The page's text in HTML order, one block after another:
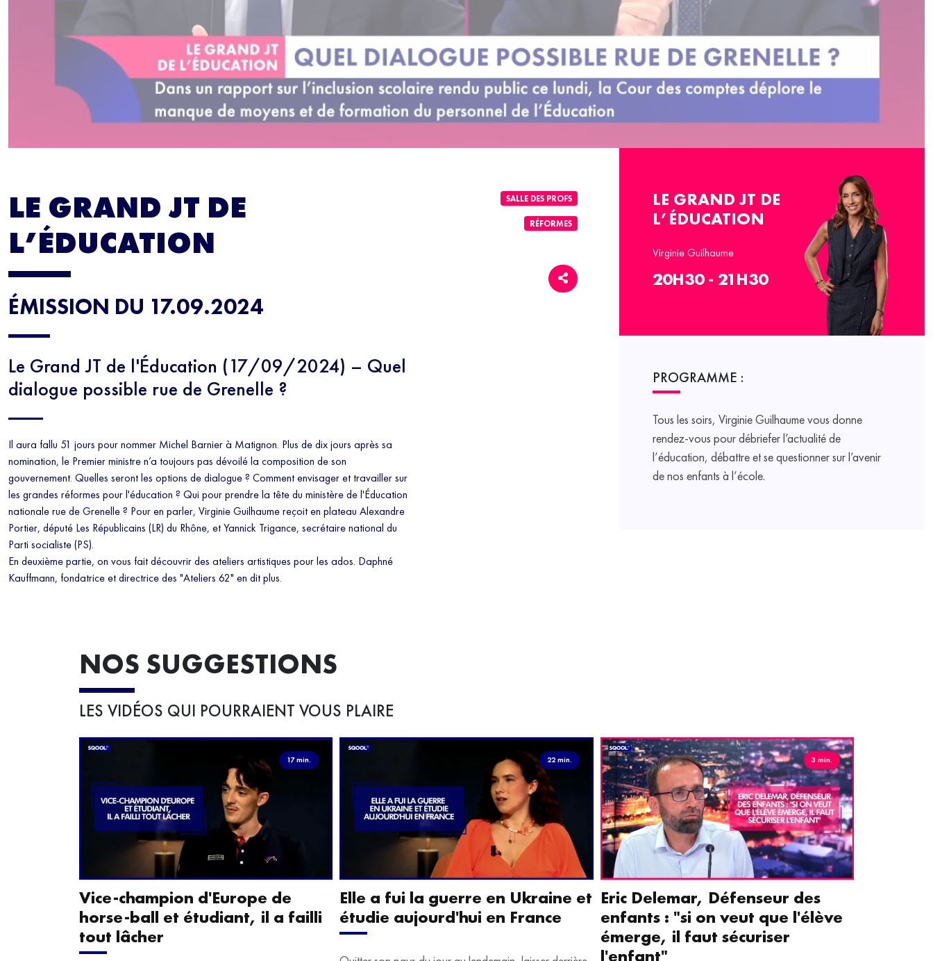
LE GRAND JT DE
L’ÉDUCATION
ÉMISSION DU 17.09.2024
Le Grand JT de l'Éducation (17/09/2024) – Quel
dialogue possible rue de Grenelle ?
Il aura fallu 51 jours pour nommer Michel Barnier à Matignon. Plus de dix jours après sa
nomination, le Premier ministre n’a toujours pas dévoilé la composition de son
gouvernement. Quelles seront les options de dialogue ? Comment envisager et travailler sur
les grandes réformes pour l'éducation ? Qui pour prendre la tête du ministère de l'Éducation
nationale rue de Grenelle ? Pour en parler, Virginie Guilhaume reçoit en plateau Alexandre
Portier, député Les Républicains (LR) du Rhône, et Yannick Trigance, secrétaire national du
Parti socialiste (PS).
En deuxième partie, on vous fait découvrir des ateliers artistiques pour les ados. Daphné
Kauffmann, fondatrice et directrice des "Ateliers 62" en dit plus.
SALLE DES PROFS
RÉFORMES
LE GRAND JT DE
L’ÉDUCATION
Virginie Guilhaume
20H30 - 21H30
PROGRAMME :
Tous les soirs, Virginie Guilhaume vous donne
rendez-vous pour débriefer l’actualité de
l’éducation, débattre et se questionner sur l’avenir
de nos enfants à l’école.
NOS SUGGESTIONS
LES VIDÉOS QUI POURRAIENT VOUS PLAIRE
17 min.
Vice-champion d'Europe de
horse-ball et étudiant, il a failli
tout lâcher
22 min.
Elle a fui la guerre en Ukraine et
étudie aujourd'hui en France
3 min.
Eric Delemar, Défenseur des
enfants : "si on veut que l'élève
émerge, il faut sécuriser
l'enfant"